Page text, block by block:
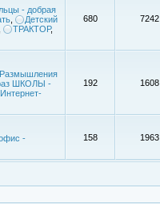
- добрая
Детский
ТРАКТОР,
680 7242
Размышления
ШКОЛЫ -
Интернет-
192 1608
-
158 1963